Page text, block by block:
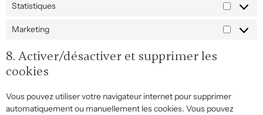
Statistiques
Marketing
8. Activer/désactiver et supprimer les
cookies
Vous pouvez utiliser votre navigateur internet pour supprimer
automatiquement ou manuellement les cookies. Vous pouvez